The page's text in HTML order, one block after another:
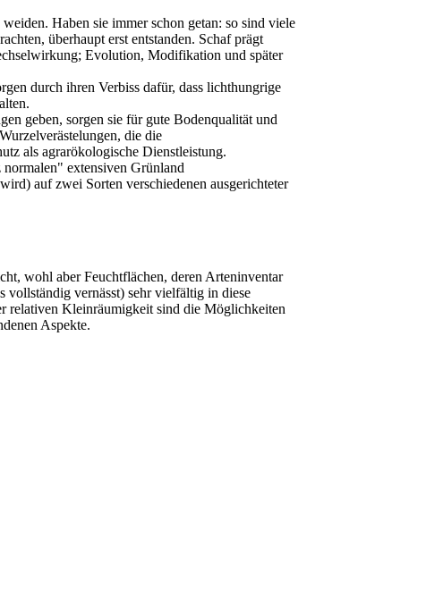
Haben sie immer schon getan: so sind viele
überhaupt erst entstanden. Schaf prägt
Evolution, Modifikation und später
durch ihren Verbiss dafür, dass lichthungrige
geben, sorgen sie für gute Bodenqualität und
die die
als agrarökologische Dienstleistung.
extensiven Grünland
auf zwei Sorten verschiedenen ausgerichteter
wohl aber Feuchtflächen, deren Arteninventar
vollständig vernässt) sehr vielfältig in diese
relativen Kleinräumigkeit sind die Möglichkeiten
Aspekte.